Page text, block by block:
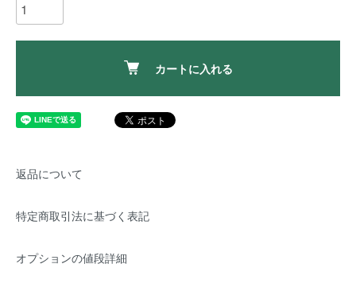
カートに入れる
返品について
特定商取引法に基づく表記
オプションの値段詳細